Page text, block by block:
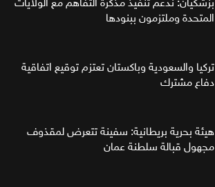
المتحدة وملتزمون ببنودها
تركيا والسعودية وباكستان تعتزم توقيع اتفاقية
دفاع مشترك
هيئة بحرية بريطانية: سفينة تتعرض لمقذوف
مجهول قبالة سلطنة عمان